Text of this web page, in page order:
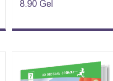
8.90 Gel